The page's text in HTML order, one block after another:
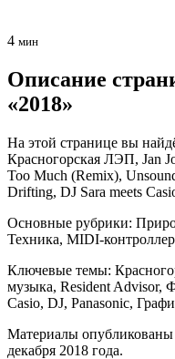
4 мин
Описание
«2018»
На этой странице вы
Красногорская ЛЭП, Jan
Too Much (Remix),
Drifting, DJ Sara meets
Основные рубрики:
Техника, MIDI-
Ключевые темы:
музыка, Resident Advisor,
Casio, DJ, Panasonic,
Материалы опубликованы
декабря 2018 года.